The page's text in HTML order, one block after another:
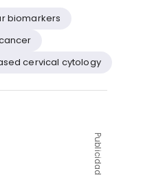
biomarkers
cervical cytology
Publicidad